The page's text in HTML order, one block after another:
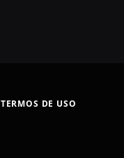
TERMOS DE USO